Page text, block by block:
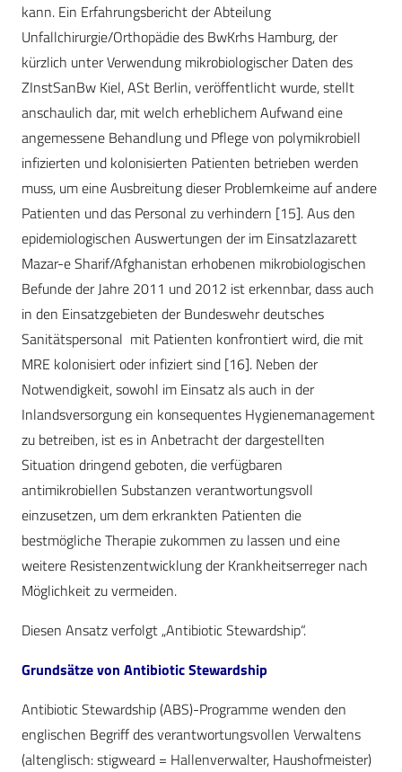
kann. Ein Erfahrungsbericht der Abteilung
Unfallchirurgie/Orthopädie des BwKrhs Hamburg, der
kürzlich unter Verwendung mikrobiologischer Daten des
ZInstSanBw Kiel, ASt Berlin, veröffentlicht wurde, stellt
anschaulich dar, mit welch erheblichem Aufwand eine
angemessene Behandlung und Pflege von polymikrobiell
infizierten und kolonisierten Patienten betrieben werden
muss, um eine Ausbreitung dieser Problemkeime auf andere
Patienten und das Personal zu verhindern [15]. Aus den
epidemiologischen Auswertungen der im Einsatzlazarett
Mazar-e Sharif/Afghanistan erhobenen mikrobiologischen
Befunde der Jahre 2011 und 2012 ist erkennbar, dass auch
in den Einsatzgebieten der Bundeswehr deutsches
Sanitätspersonal mit Patienten konfrontiert wird, die mit
MRE kolonisiert oder infiziert sind [16]. Neben der
Notwendigkeit, sowohl im Einsatz als auch in der
Inlandsversorgung ein konsequentes Hygienemanagement
zu betreiben, ist es in Anbetracht der dargestellten
Situation dringend geboten, die verfügbaren
antimikrobiellen Substanzen verantwortungsvoll
einzusetzen, um dem erkrankten Patienten die
bestmögliche Therapie zukommen zu lassen und eine
weitere Resistenzentwicklung der Krankheitserreger nach
Möglichkeit zu vermeiden.
Diesen Ansatz verfolgt „Antibiotic Stewardship“.
Grundsätze von Antibiotic Stewardship
Antibiotic Stewardship (ABS)-Programme wenden den
englischen Begriff des verantwortungsvollen Verwaltens
(altenglisch: stigweard = Hallenverwalter, Haushofmeister)